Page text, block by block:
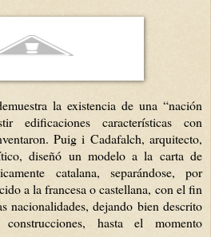
la existencia de una “nación
edificaciones características con
Puig i Cadafalch, arquitecto,
diseñó un modelo a la carta de
catalana, separándose, por
a la francesa o castellana, con el fin
nacionalidades, dejando bien descrito
hasta el momento